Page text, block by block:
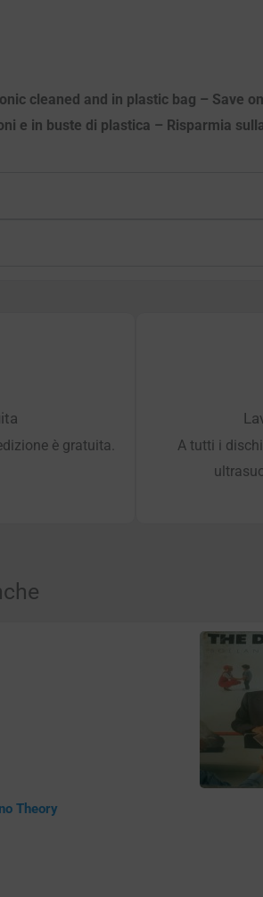
cleaned and in plastic bag – Save
e in buste di plastica – Risparmia
è gratuita.
A tutti i
Theory